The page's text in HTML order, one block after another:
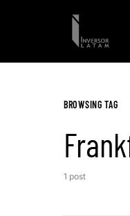
BROWSING TAG
1 post